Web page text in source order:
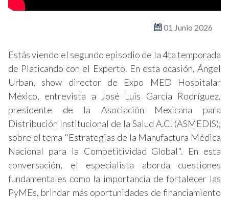
01 Junio 2026
Estás viendo el segundo episodio de la 4ta temporada
de Platicando con el Experto. En esta ocasión, Ángel
Urban, show director de Expo MED Hospitalar
México, entrevista a José Luis García Rodríguez,
presidente de la Asociación Mexicana para
Distribución Institucional de la Salud A.C. (ASMEDIS);
sobre el tema "Estrategias de la Manufactura Médica
Nacional para la Competitividad Global". En esta
conversación, el especialista aborda cuestiones
fundamentales como la importancia de fortalecer las
PyMEs, brindar más oportunidades de financiamiento